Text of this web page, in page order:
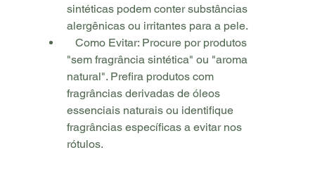
sintéticas podem conter substâncias
alergênicas ou irritantes para a pele.
"sem fragrância sintética" ou "aroma
natural". Prefira produtos com
fragrâncias derivadas de óleos
essenciais naturais ou identifique
fragrâncias específicas a evitar nos
rótulos.